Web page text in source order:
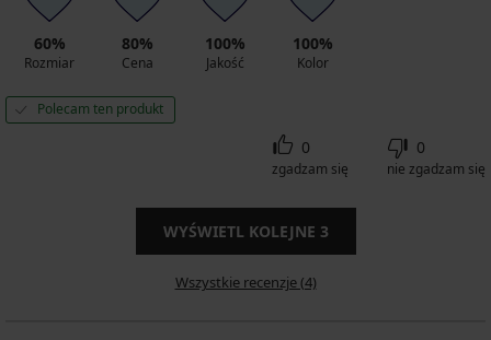
60%
Rozmiar
80%
Cena
100%
Jakość
100%
Kolor
Polecam ten produkt
0
zgadzam się
0
nie zgadzam się
WYŚWIETL KOLEJNE 3
Wszystkie recenzje (4)